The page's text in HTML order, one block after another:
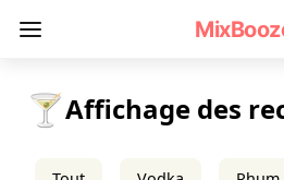
🍸Affichage des